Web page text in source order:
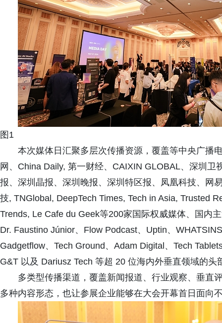
图1
本次媒体日汇聚多层次传播资源，覆盖等中央广播
网、China Daily, 第一财经、CAIXIN GLOBAL、深圳
报、深圳晶报、深圳晚报、深圳特区报、凤凰科技、网
技, TNGlobal, DeepTech Times, Tech in Asia, Trusted
Trends, Le Cafe du Geek等200家国际权威媒体、国内
Dr. Faustino Júnior、Flow Podcast、Uptin、
Gadgetflow、Tech Ground、Adam Digital、Tech
G&T 以及 Dariusz Tech 等超 20 位海内外垂直领域的头
多类型传播渠道，覆盖新闻报道、行业观察、垂直
多种内容形态，也让参展企业能够在大会开幕首日面向